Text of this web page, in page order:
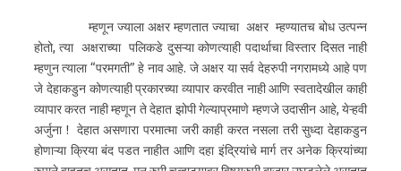
म्हणून ज्याला अक्षर म्हणतात ज्याचा अक्षर म्हण्यातच बोध उत्पन्न
होतो, त्या अक्षराच्या पलिकडे दुसऱ्या कोणत्याही पदार्थाचा विस्तार दिसत नाही
म्हणुन त्याला “परमगती” हे नाव आहे. जे अक्षर या सर्व देहरुपी नगरामध्ये आहे पण
जे देहाकडुन कोणत्याही प्रकारच्या व्यापार करवीत नाही आणि स्वतादेखील काही
व्यापार करत नाही म्हणून ते देहात झोपी गेल्याप्रमाणे म्हणजे उदासीन आहे, येऱ्हवी
अर्जुना ! देहात असणारा परमात्मा जरी काही करत नसला तरी सुध्दा देहाकडुन
होणाऱ्या क्रिया बंद पडत नाहीत आणि दहा इंद्रियांचे मार्ग तर अनेक‍ क्रियांच्या